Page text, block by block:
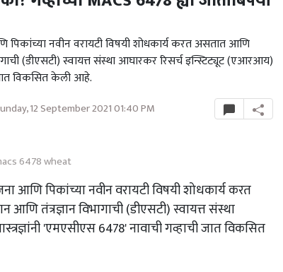
पिकांच्या नवीन वरायटी विषयी शोधकार्य करत असतात आणि
(डीएसटी) स्वायत्त संस्था आघारकर रिसर्च इन्स्टिट्यूट (एआरआय)
जात विकसित केली आहे.
12 September 2021 01:40 PM
6478 wheat
आणि पिकांच्या नवीन वरायटी विषयी शोधकार्य करत
तंत्रज्ञान विभागाची (डीएसटी) स्वायत्त संस्था
'एमएसीएस 6478' नावाची गव्हाची जात विकसित